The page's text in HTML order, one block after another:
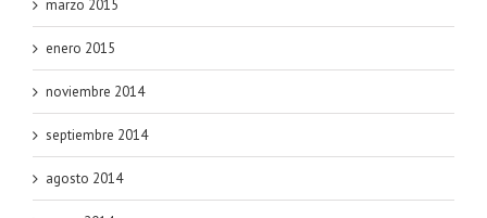
marzo 2015
enero 2015
noviembre 2014
septiembre 2014
agosto 2014